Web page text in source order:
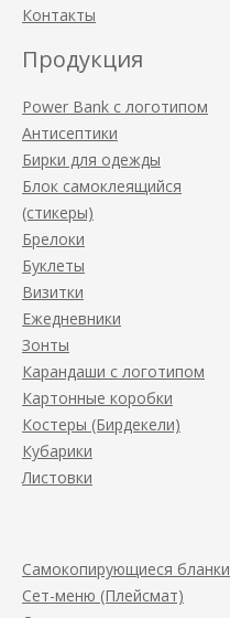
Контакты
Продукция
Power Bank с логотипом
Антисептики
Бирки для одежды
Блок самоклеящийся
(стикеры)
Брелоки
Буклеты
Визитки
Ежедневники
Зонты
Карандаши с логотипом
Картонные коробки
Костеры (Бирдекели)
Кубарики
Листовки
Самокопирующиеся бланки
Сет-меню (Плейсмат)